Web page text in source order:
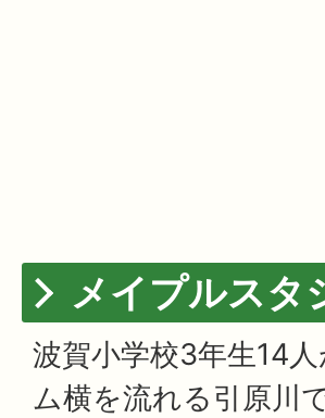
メイプルスタ
波賀小学校3年生14
ム横を流れる引原川